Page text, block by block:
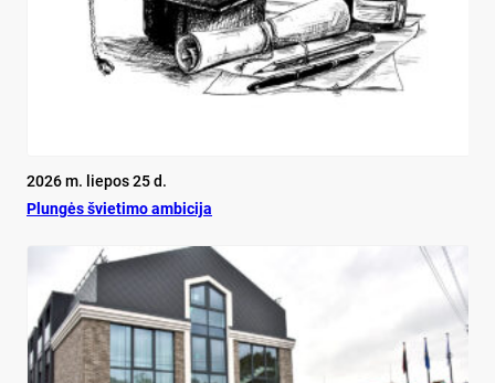
2026 m. liepos 25 d.
Plun­gės švie­ti­mo am­bi­ci­ja